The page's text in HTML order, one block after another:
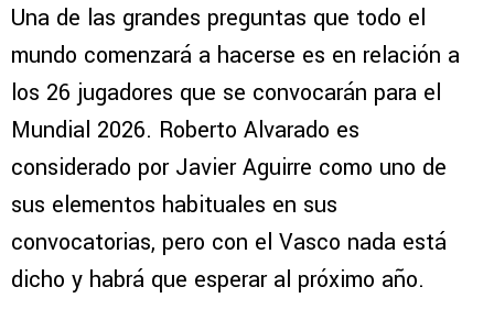
Una de las grandes preguntas que todo el
mundo comenzará a hacerse es en relación a
los 26 jugadores que se convocarán para el
Mundial 2026. Roberto Alvarado es
considerado por Javier Aguirre como uno de
sus elementos habituales en sus
convocatorias, pero con el Vasco nada está
dicho y habrá que esperar al próximo año.